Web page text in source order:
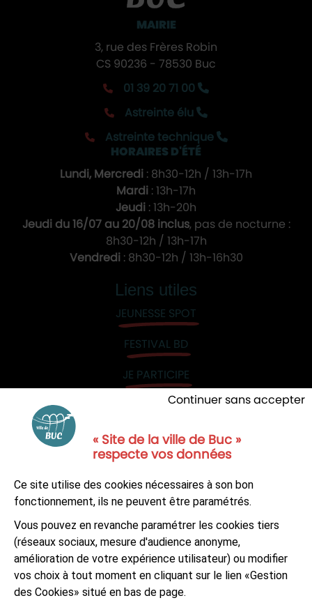
« Site de la ville de Buc »
respecte vos données
Ce site utilise des cookies nécessaires à son bon
fonctionnement, ils ne peuvent être paramétrés.
Vous pouvez en revanche paramétrer les cookies tiers
(réseaux sociaux, mesure d'audience anonyme,
amélioration de votre expérience utilisateur) ou modifier
vos choix à tout moment en cliquant sur le lien «Gestion
des Cookies» situé en bas de page.
Continuer sans accepter
MAIRIE
3, rue des Frères Robin
CS 90236 - 78530 Buc
01 39 20 71 00
Astreinte élu
Astreinte technique
HORAIRES D'ÉTÉ
Lundi, Mercredi : 8h30-12h / 13h-17h
Mardi : 13h-17h
Jeudi : 13h-20h
Jeudi du 16/07 au 20/08 inclus, pas de nocturne :
8h30-12h / 13h-17h
Vendredi : 8h30-12h / 13h-16h30
Liens utiles
JEUNESSE SPOT
FESTIVAL BD
JE PARTICIPE
NOUS CONTACTER
S'ABONNER À LA NEWSLETTER
Suivez-nous sur
Facebook
LinkedIn